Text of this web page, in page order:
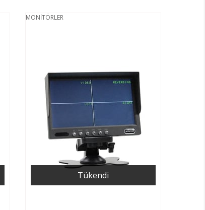
MONİTÖRLER
Tükendi